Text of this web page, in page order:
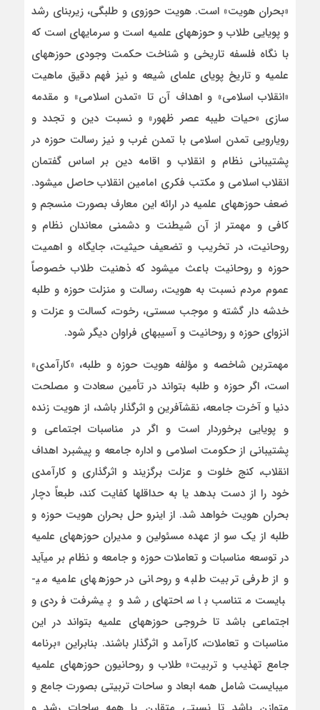
«بحران هویت» است. هویت حوزوی و طلبگی، زیربنای رشد
و پویایی طلاب و حوزه­های علمیه است و سرمایه­ای است که
با نگاه فلسفه تاریخی و شناخت حکمت وجودی حوزه­های
علمیه و تاریخ پویای علمای شیعه و نیز فهم دقیق ماهیت
«انقلاب اسلامی» و اهداف آن تا «تمدن اسلامی» و مقدمه
سازی «حیات طیبه عصر ظهور» و نسبت دین و تجدد و
رویارویی تمدن اسلامی با تمدن غرب و نیز رسالت حوزه در
پشتیبانی نظام و انقلاب و اقامه دین بر اساس گفتمان
انقلاب اسلامی و مکتب فکری امامین انقلاب حاصل می­شود.
ضعف حوزه­های علمیه در ارائه این معارف بصورت منسجم و
کافی و مهمتر از آن شیطنت و دشمنی معاندان نظام و
روحانیت، در تخریب و تضعیف حیثیت، جایگاه و اهمیت
حوزه و روحانیت باعث می­شود که ذهنیت طلاب خصوصاً
عموم مردم نسبت به هویت، رسالت و منزلت حوزه و طلبه
خدشه دار گشته و موجب سستی، رخوت، کسالت و عزلت و
انزوای حوزه و روحانیت و آسیب­های فراوان دیگر شود.
مهمترین شاخصه و مؤلفه هویت حوزه و طلبه، «کارآمدی»
است، اگر حوزه و طلبه بتواند در تأمین سعادت و مصلحت
دنیا و آخرت جامعه، نقش­آفرین و اثرگذار باشد، از هویت زنده
و پویایی برخوردار است و اگر در مناسبات اجتماعی و
پشتیبانی از حکومت اسلامی و اداره جامعه و پیشبرد اهداف
انقلاب، کنج خلوت و عزلت برگزیند و اثرگذاری و کارآمدی
خود را از دست بدهد یا به حداقل­ها کفایت کند، طبعاً دچار
بحران هویت خواهد شد. از اینرو حل بحران هویت حوزه و
طلبه از یک سو از عهده مسئولین و مدیران حوزه­های علمیه
در توسعه مناسبات و تعاملات حوزه و جامعه و نظام بر می­آید
و از طرفی تربیت طلبه و روحانی در حوزه­های علمیه می­
بایست متناسب با ساحت­های رشد و پیشرفت فردی و
اجتماعی باشد تا خروجی حوزه­های علمیه بتواند در این
مناسبات و تعاملات، کارآمد و اثرگذار باشند. بنابراین «برنامه
جامع تهذیب و تربیت» طلاب و روحانیون حوزه­های علمیه
می­بایست شامل همه ابعاد و ساحات تربیتی بصورت جامع و